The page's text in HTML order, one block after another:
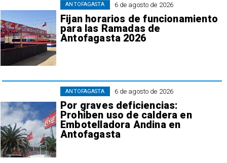
6 de agosto de 2026
Fijan horarios de funcionamiento
para las Ramadas de
Antofagasta 2026
ANTOFAGASTA
6 de agosto de 2026
Por graves deficiencias:
Prohiben uso de caldera en
Embotelladora Andina en
Antofagasta
ANTOFAGASTA